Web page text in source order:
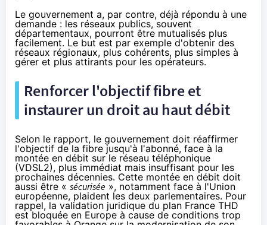
Le gouvernement a, par contre, déjà répondu à une
demande : les réseaux publics, souvent
départementaux, pourront être mutualisés plus
facilement. Le but est par exemple d'obtenir des
réseaux régionaux, plus cohérents, plus simples à
gérer et plus attirants pour les opérateurs.
Renforcer l'objectif fibre et
instaurer un droit au haut débit
Selon le rapport, le gouvernement doit réaffirmer
l'objectif dela fibre jusqu'à l'abonné, face à la
montée en débit sur le réseau téléphonique
(VDSL2), plus immédiat mais insuffisant pour les
prochaines décennies. Cette montée en débit doit
aussi être « sécurisée », notamment face à l'Union
européenne, plaident les deux parlementaires. Pour
rappel, la validation juridique du plan France THD
est bloquée en Europe à cause de conditions trop